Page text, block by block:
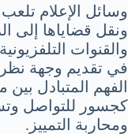
وسائل الإعلام
ونقل قضاياها إلى
والقنوات
في تقديم وجهة نظر
الفهم المتبادل
كجسور للتواصل
ومحاربة التمييز.